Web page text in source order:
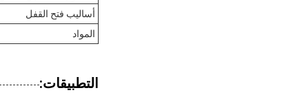
أساليب فتح القفل
المواد
التطبيقات: